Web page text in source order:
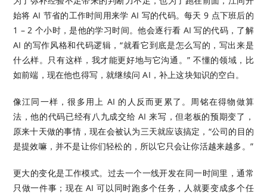
始将 AI 节省的工作时间用来学 AI 写的代码。每天 9 点下班后的
1 – 2 个小时，是他的学习时间。他会逐行看 AI 写的代码，了解
AI 的写作风格和代码逻辑，“就看它到底是怎么写的，写出来是
什么样。只有这样，我才能更好地与它沟通。” 不懂的领域，比
如前端，现在他也得写，就继续问 AI，补上这块知识的空白。
像江同一样，很多用上 AI 的人反而更累了。周铭在得物做算
法，他的代码已经有八九成交给 AI 来写，但老板的预期变了，
原来十天做的事情，现在会被认为三天就应该搞定，“公司的目的
是提效嘛，并不是让你们轻松的，所以它只会让你活越来越多。”
更大的变化是工作模式。过去一个一线开发在同一时间里，通常
只做一件事；现在 AI 可以同时跑多个任务，人就要变成多个任